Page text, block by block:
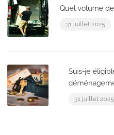
Quel volume
31 juillet 2025
Suis-je
31 juillet 2025